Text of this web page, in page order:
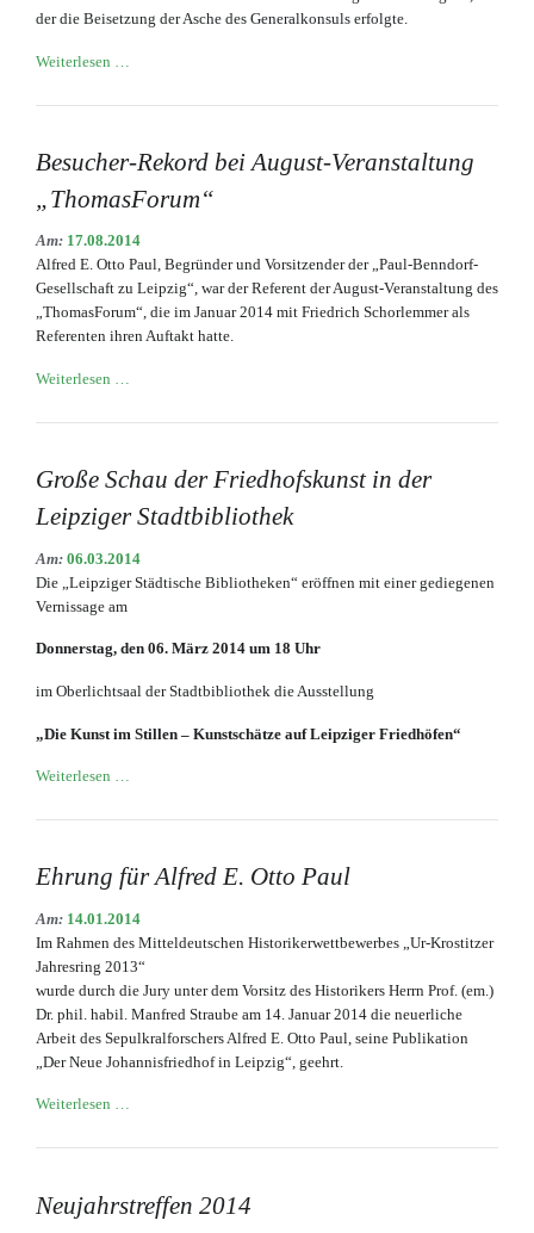
der die Beisetzung der Asche des Generalkonsuls erfolgte.
Weiterlesen …
Grabmals
persischen
Hermann
Besucher-Rekord bei August-Veranstaltung
„ThomasForum“
Am: 17.08.2014
Alfred E. Otto Paul, Begründer und Vorsitzender der „Paul-Benndorf-
Gesellschaft zu Leipzig“, war der Referent der August-Veranstaltung des
„ThomasForum“, die im Januar 2014 mit Friedrich Schorlemmer als
Referenten ihren Auftakt hatte.
Weiterlesen …
bei
Veranstaltung
Große Schau der Friedhofskunst in der
Leipziger Stadtbibliothek
Am: 06.03.2014
Die „Leipziger Städtische Bibliotheken“ eröffnen mit einer gediegenen
Vernissage am
Donnerstag, den 06. März 2014 um 18 Uhr
im Oberlichtsaal der Stadtbibliothek die Ausstellung
„Die Kunst im Stillen – Kunstschätze auf Leipziger Friedhöfen“
Weiterlesen …
der
in
Leipziger
Stadtbibliothek
Ehrung für Alfred E. Otto Paul
Am: 14.01.2014
Im Rahmen des Mitteldeutschen Historikerwettbewerbes „Ur-Krostitzer
Jahresring 2013“
wurde durch die Jury unter dem Vorsitz des Historikers Herrn Prof. (em.)
Dr. phil. habil. Manfred Straube am 14. Januar 2014 die neuerliche
Arbeit des Sepulkralforschers Alfred E. Otto Paul, seine Publikation
„Der Neue Johannisfriedhof in Leipzig“, geehrt.
Weiterlesen …
Alfred
Otto
Paul
Neujahrstreffen 2014